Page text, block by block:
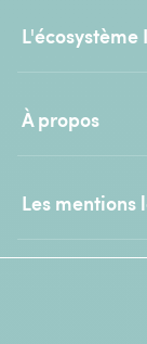
À propos
Les mentions